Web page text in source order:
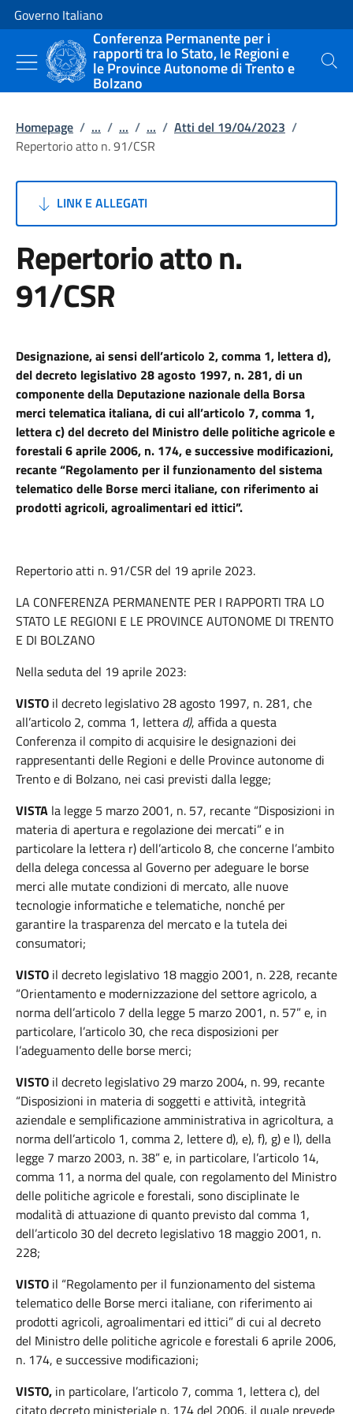
Vai al contenuto
Vai alla navigazione del sito
Governo Italiano
Conferenza Permanente per i
rapporti tra lo Stato, le Regioni e
le Province Autonome di Trento e
Bolzano
Cerca
Homepage / ... / ... / ... / Atti del 19/04/2023 /
Repertorio atto n. 91/CSR
LINK E ALLEGATI
Repertorio atto n.
91/CSR
Designazione, ai sensi dell’articolo 2, comma 1, lettera d),
del decreto legislativo 28 agosto 1997, n. 281, di un
componente della Deputazione nazionale della Borsa
merci telematica italiana, di cui all’articolo 7, comma 1,
lettera c) del decreto del Ministro delle politiche agricole e
forestali 6 aprile 2006, n. 174, e successive modificazioni,
recante “Regolamento per il funzionamento del sistema
telematico delle Borse merci italiane, con riferimento ai
prodotti agricoli, agroalimentari ed ittici”.
Repertorio atti n. 91/CSR del 19 aprile 2023.
LA CONFERENZA PERMANENTE PER I RAPPORTI TRA LO
STATO LE REGIONI E LE PROVINCE AUTONOME DI TRENTO
E DI BOLZANO
Nella seduta del 19 aprile 2023:
VISTO il decreto legislativo 28 agosto 1997, n. 281, che
all’articolo 2, comma 1, lettera d), affida a questa
Conferenza il compito di acquisire le designazioni dei
rappresentanti delle Regioni e delle Province autonome di
Trento e di Bolzano, nei casi previsti dalla legge;
VISTA la legge 5 marzo 2001, n. 57, recante “Disposizioni in
materia di apertura e regolazione dei mercati” e in
particolare la lettera r) dell’articolo 8, che concerne l’ambito
della delega concessa al Governo per adeguare le borse
merci alle mutate condizioni di mercato, alle nuove
tecnologie informatiche e telematiche, nonché per
garantire la trasparenza del mercato e la tutela dei
consumatori;
VISTO il decreto legislativo 18 maggio 2001, n. 228, recante
“Orientamento e modernizzazione del settore agricolo, a
norma dell’articolo 7 della legge 5 marzo 2001, n. 57” e, in
particolare, l’articolo 30, che reca disposizioni per
l’adeguamento delle borse merci;
VISTO il decreto legislativo 29 marzo 2004, n. 99, recante
“Disposizioni in materia di soggetti e attività, integrità
aziendale e semplificazione amministrativa in agricoltura, a
norma dell’articolo 1, comma 2, lettere d), e), f), g) e l), della
legge 7 marzo 2003, n. 38” e, in particolare, l’articolo 14,
comma 11, a norma del quale, con regolamento del Ministro
delle politiche agricole e forestali, sono disciplinate le
modalità di attuazione di quanto previsto dal comma 1,
dell’articolo 30 del decreto legislativo 18 maggio 2001, n.
228;
VISTO il “Regolamento per il funzionamento del sistema
telematico delle Borse merci italiane, con riferimento ai
prodotti agricoli, agroalimentari ed ittici” di cui al decreto
del Ministro delle politiche agricole e forestali 6 aprile 2006,
n. 174, e successive modificazioni;
VISTO, in particolare, l’articolo 7, comma 1, lettera c), del
citato decreto ministeriale n. 174 del 2006, il quale prevede